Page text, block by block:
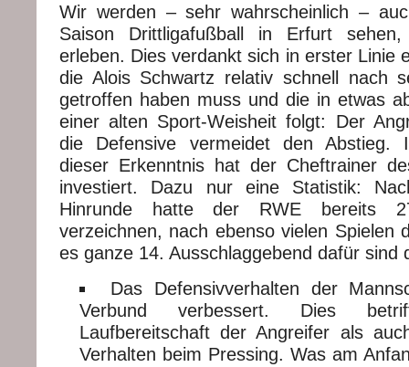
Wir werden – sehr wahrscheinlich –
Saison Drittligafußball in Erfurt
erleben. Dies verdankt sich in erster Linie
die Alois Schwartz relativ schnell nach
getroffen haben muss und die in etwas
einer alten Sport-Weisheit folgt: Der
die Defensive vermeidet den Abstieg.
dieser Erkenntnis hat der Cheftrainer
investiert. Dazu nur eine Statistik:
Hinrunde hatte der RWE bereits
verzeichnen, nach ebenso vielen Spielen
es ganze 14. Ausschlaggebend dafür sind
Das Defensivverhalten der
Verbund verbessert. Dies
Laufbereitschaft der Angreifer als
Verhalten beim Pressing. Was am